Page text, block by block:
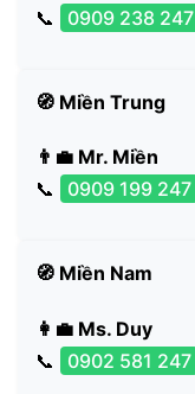
📞
0909 238 247
🧭 Miền Trung
👨‍💼 Mr. Miền
📞
0909 199 247
🧭 Miền Nam
👩‍💼 Ms. Duy
📞
0902 581 247